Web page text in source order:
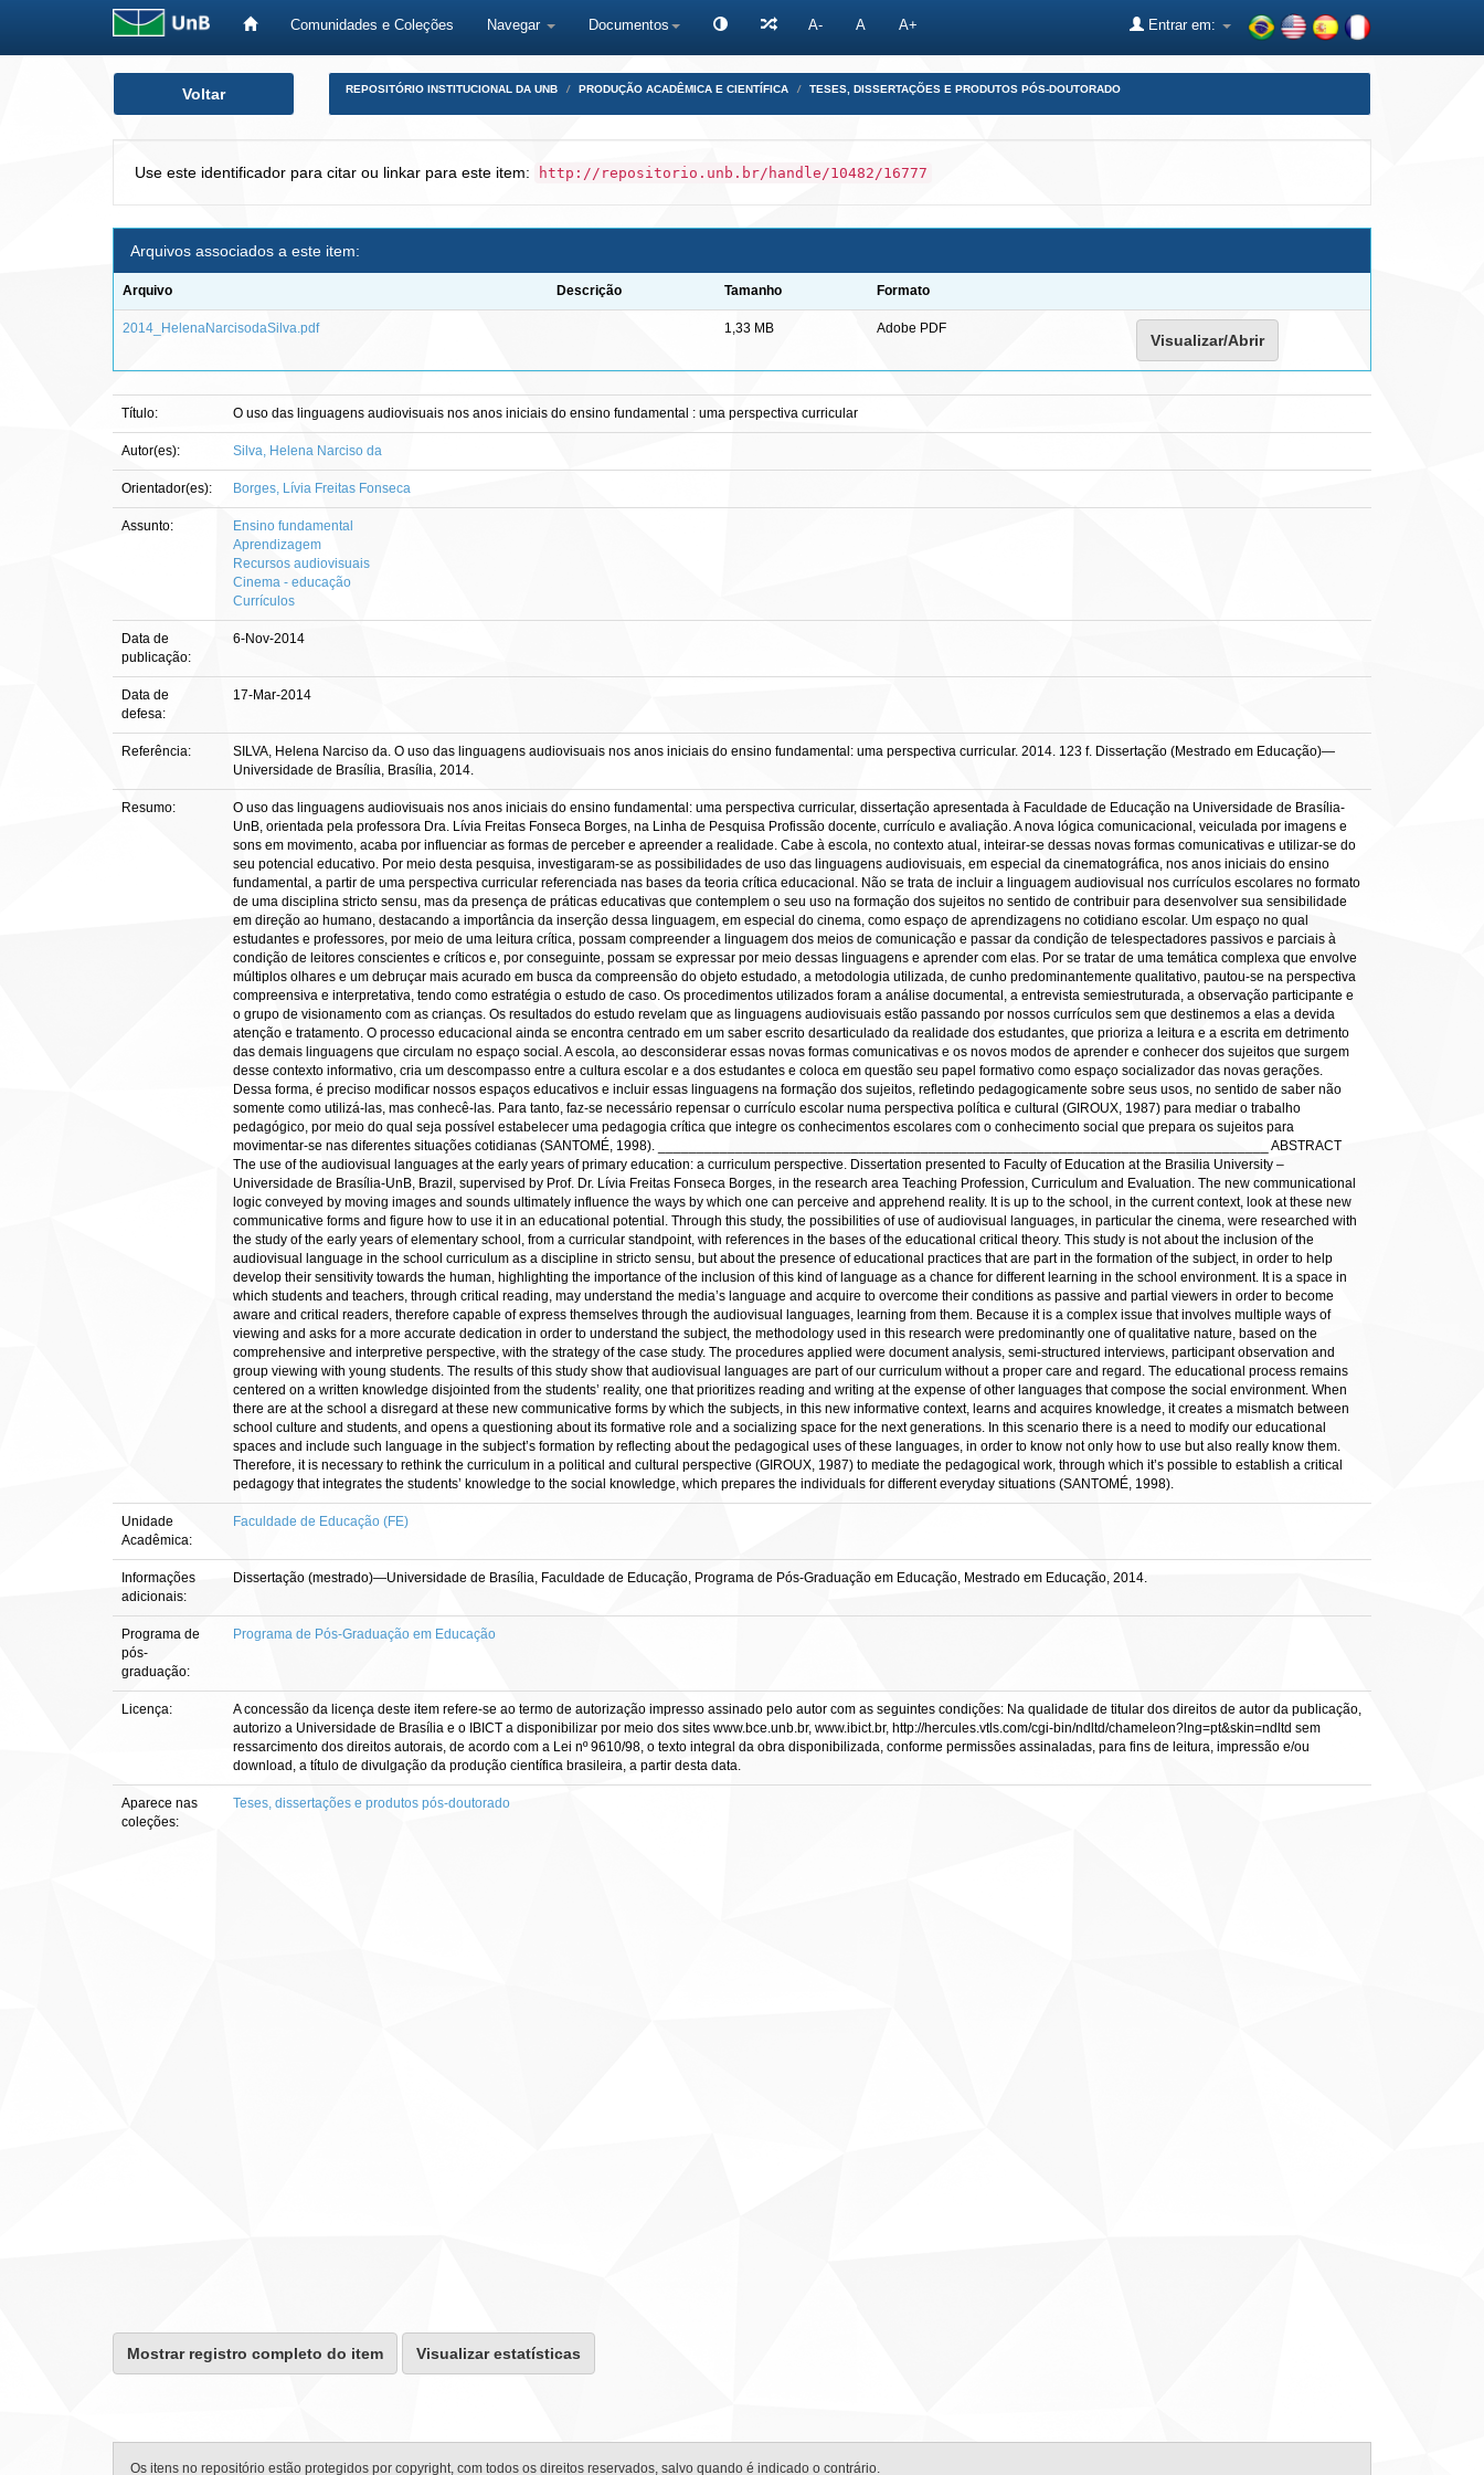
Comunidades e Coleções Navegar Documentos A- A A+ Entrar em:
Voltar REPOSITÓRIO INSTITUCIONAL DA UNB PRODUÇÃO ACADÊMICA E CIENTÍFICA TESES, DISSERTAÇÕES E PRODUTOS PÓS-DOUTORADO
Use este identificador para citar ou linkar para este item: http://repositorio.unb.br/handle/10482/16777
Arquivos associados a este item:
Arquivo Descrição Tamanho Formato
2014_HelenaNarcisodaSilva.pdf 1,33 MB Adobe PDF
Visualizar/Abrir
Título: O uso das linguagens audiovisuais nos anos iniciais do ensino fundamental : uma perspectiva curricular
Autor(es): Silva, Helena Narciso da
Orientador(es): Borges, Lívia Freitas Fonseca
Assunto:
Ensino fundamental
Aprendizagem
Recursos audiovisuais
Cinema - educação
Currículos
Data de
publicação:
6-Nov-2014
Data de
defesa:
17-Mar-2014
Referência:
SILVA, Helena Narciso da. O uso das linguagens audiovisuais nos anos iniciais do ensino fundamental: uma perspectiva curricular. 2014. 123 f. Dissertação (Mestrado em Educação)—
Universidade de Brasília, Brasília, 2014.
Resumo:
O uso das linguagens audiovisuais nos anos iniciais do ensino fundamental: uma perspectiva curricular, dissertação apresentada à Faculdade de Educação na Universidade de Brasília-
UnB, orientada pela professora Dra. Lívia Freitas Fonseca Borges, na Linha de Pesquisa Profissão docente, currículo e avaliação. A nova lógica comunicacional, veiculada por imagens e
sons em movimento, acaba por influenciar as formas de perceber e apreender a realidade. Cabe à escola, no contexto atual, inteirar-se dessas novas formas comunicativas e utilizar-se do
seu potencial educativo. Por meio desta pesquisa, investigaram-se as possibilidades de uso das linguagens audiovisuais, em especial da cinematográfica, nos anos iniciais do ensino
fundamental, a partir de uma perspectiva curricular referenciada nas bases da teoria crítica educacional. Não se trata de incluir a linguagem audiovisual nos currículos escolares no formato
de uma disciplina stricto sensu, mas da presença de práticas educativas que contemplem o seu uso na formação dos sujeitos no sentido de contribuir para desenvolver sua sensibilidade
em direção ao humano, destacando a importância da inserção dessa linguagem, em especial do cinema, como espaço de aprendizagens no cotidiano escolar. Um espaço no qual
estudantes e professores, por meio de uma leitura crítica, possam compreender a linguagem dos meios de comunicação e passar da condição de telespectadores passivos e parciais à
condição de leitores conscientes e críticos e, por conseguinte, possam se expressar por meio dessas linguagens e aprender com elas. Por se tratar de uma temática complexa que envolve
múltiplos olhares e um debruçar mais acurado em busca da compreensão do objeto estudado, a metodologia utilizada, de cunho predominantemente qualitativo, pautou-se na perspectiva
compreensiva e interpretativa, tendo como estratégia o estudo de caso. Os procedimentos utilizados foram a análise documental, a entrevista semiestruturada, a observação participante e
o grupo de visionamento com as crianças. Os resultados do estudo revelam que as linguagens audiovisuais estão passando por nossos currículos sem que destinemos a elas a devida
atenção e tratamento. O processo educacional ainda se encontra centrado em um saber escrito desarticulado da realidade dos estudantes, que prioriza a leitura e a escrita em detrimento
das demais linguagens que circulam no espaço social. A escola, ao desconsiderar essas novas formas comunicativas e os novos modos de aprender e conhecer dos sujeitos que surgem
desse contexto informativo, cria um descompasso entre a cultura escolar e a dos estudantes e coloca em questão seu papel formativo como espaço socializador das novas gerações.
Dessa forma, é preciso modificar nossos espaços educativos e incluir essas linguagens na formação dos sujeitos, refletindo pedagogicamente sobre seus usos, no sentido de saber não
somente como utilizá-las, mas conhecê-las. Para tanto, faz-se necessário repensar o currículo escolar numa perspectiva política e cultural (GIROUX, 1987) para mediar o trabalho
pedagógico, por meio do qual seja possível estabelecer uma pedagogia crítica que integre os conhecimentos escolares com o conhecimento social que prepara os sujeitos para
movimentar-se nas diferentes situações cotidianas (SANTOMÉ, 1998). _______________________________________________________________________________ ABSTRACT
The use of the audiovisual languages at the early years of primary education: a curriculum perspective. Dissertation presented to Faculty of Education at the Brasilia University –
Universidade de Brasília-UnB, Brazil, supervised by Prof. Dr. Lívia Freitas Fonseca Borges, in the research area Teaching Profession, Curriculum and Evaluation. The new communicational
logic conveyed by moving images and sounds ultimately influence the ways by which one can perceive and apprehend reality. It is up to the school, in the current context, look at these new
communicative forms and figure how to use it in an educational potential. Through this study, the possibilities of use of audiovisual languages, in particular the cinema, were researched with
the study of the early years of elementary school, from a curricular standpoint, with references in the bases of the educational critical theory. This study is not about the inclusion of the
audiovisual language in the school curriculum as a discipline in stricto sensu, but about the presence of educational practices that are part in the formation of the subject, in order to help
develop their sensitivity towards the human, highlighting the importance of the inclusion of this kind of language as a chance for different learning in the school environment. It is a space in
which students and teachers, through critical reading, may understand the media’s language and acquire to overcome their conditions as passive and partial viewers in order to become
aware and critical readers, therefore capable of express themselves through the audiovisual languages, learning from them. Because it is a complex issue that involves multiple ways of
viewing and asks for a more accurate dedication in order to understand the subject, the methodology used in this research were predominantly one of qualitative nature, based on the
comprehensive and interpretive perspective, with the strategy of the case study. The procedures applied were document analysis, semi-structured interviews, participant observation and
group viewing with young students. The results of this study show that audiovisual languages are part of our curriculum without a proper care and regard. The educational process remains
centered on a written knowledge disjointed from the students’ reality, one that prioritizes reading and writing at the expense of other languages that compose the social environment. When
there are at the school a disregard at these new communicative forms by which the subjects, in this new informative context, learns and acquires knowledge, it creates a mismatch between
school culture and students, and opens a questioning about its formative role and a socializing space for the next generations. In this scenario there is a need to modify our educational
spaces and include such language in the subject’s formation by reflecting about the pedagogical uses of these languages, in order to know not only how to use but also really know them.
Therefore, it is necessary to rethink the curriculum in a political and cultural perspective (GIROUX, 1987) to mediate the pedagogical work, through which it’s possible to establish a critical
pedagogy that integrates the students’ knowledge to the social knowledge, which prepares the individuals for different everyday situations (SANTOMÉ, 1998).
Unidade
Acadêmica:
Faculdade de Educação (FE)
Informações
adicionais:
Dissertação (mestrado)—Universidade de Brasília, Faculdade de Educação, Programa de Pós-Graduação em Educação, Mestrado em Educação, 2014.
Programa de
pós-
graduação:
Programa de Pós-Graduação em Educação
Licença:
A concessão da licença deste item refere-se ao termo de autorização impresso assinado pelo autor com as seguintes condições: Na qualidade de titular dos direitos de autor da publicação,
autorizo a Universidade de Brasília e o IBICT a disponibilizar por meio dos sites www.bce.unb.br, www.ibict.br, http://hercules.vtls.com/cgi-bin/ndltd/chameleon?lng=pt&skin=ndltd sem
ressarcimento dos direitos autorais, de acordo com a Lei nº 9610/98, o texto integral da obra disponibilizada, conforme permissões assinaladas, para fins de leitura, impressão e/ou
download, a título de divulgação da produção científica brasileira, a partir desta data.
Aparece nas
coleções:
Teses, dissertações e produtos pós-doutorado
Mostrar registro completo do item Visualizar estatísticas
Os itens no repositório estão protegidos por copyright, com todos os direitos reservados, salvo quando é indicado o contrário.